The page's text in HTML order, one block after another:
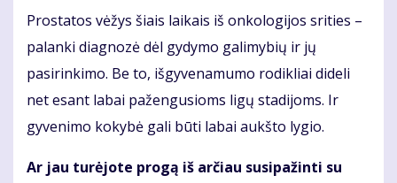
Prostatos vėžys šiais laikais iš onkologijos srities –
palanki diagnozė dėl gydymo galimybių ir jų
pasirinkimo. Be to, išgyvenamumo rodikliai dideli
net esant labai pažengusioms ligų stadijoms. Ir
gyvenimo kokybė gali būti labai aukšto lygio.
Ar jau turėjote progą iš arčiau susipažinti su